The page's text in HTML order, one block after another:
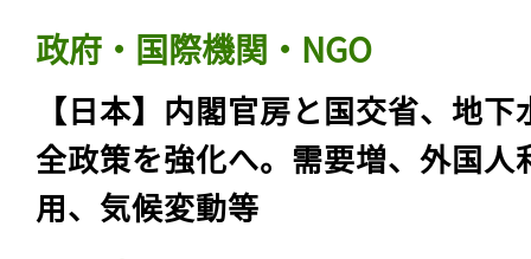
政府・国際機関・NGO
【日本】内閣官房と国交省、地下
全政策を強化へ。需要増、外国人
用、気候変動等